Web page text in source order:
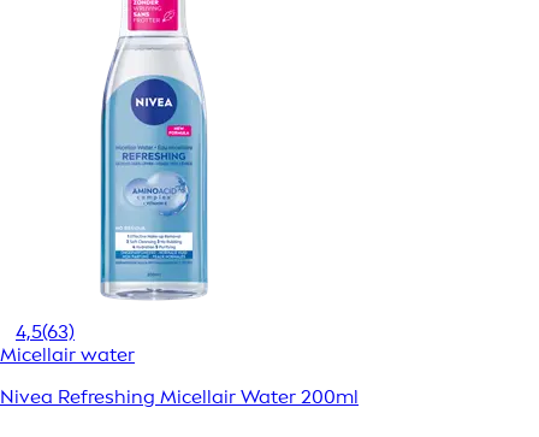
4,5(63)
Micellair water
Nivea Refreshing Micellair Water 200ml